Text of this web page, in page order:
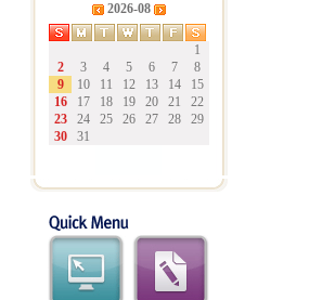
2026-08
1
2
3 4 5 6 7
8
9
10 11 12 13 14
15
16
17 18 19 20 21
22
23
24 25 26 27 28
29
30
31